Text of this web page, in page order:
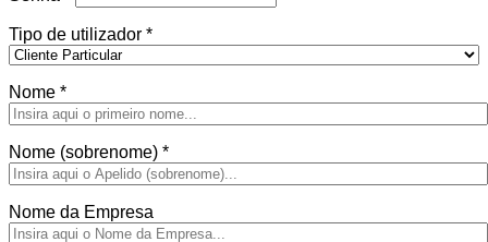
Tipo de utilizador *
Nome *
Nome (sobrenome) *
Nome da Empresa